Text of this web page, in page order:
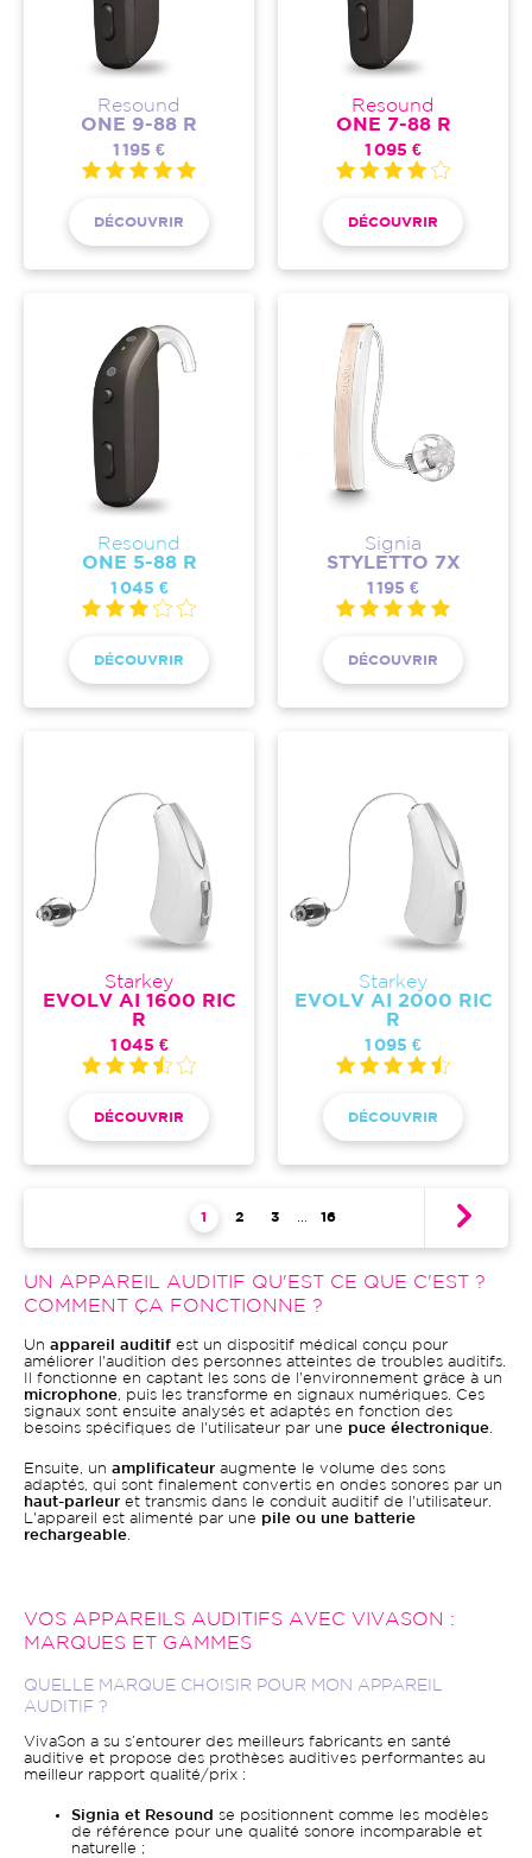
Resound
ONE 9-88 R
1 195 €
DÉCOUVRIR
Resound
ONE 7-88 R
1 095 €
DÉCOUVRIR
Resound
ONE 5-88 R
1 045 €
DÉCOUVRIR
Signia
STYLETTO 7X
1 195 €
DÉCOUVRIR
Starkey
EVOLV AI 1600 RIC
R
1 045 €
DÉCOUVRIR
Starkey
EVOLV AI 2000 RIC
R
1 095 €
DÉCOUVRIR
Page courante
1 Page
2 Page
3 Dernière page
16
UN APPAREIL AUDITIF QU'EST CE QUE C'EST ?
COMMENT ÇA FONCTIONNE ?
Un appareil auditif est un dispositif médical conçu pour
améliorer l'audition des personnes atteintes de troubles auditifs.
Il fonctionne en captant les sons de l'environnement grâce à un
microphone , puis les transforme en signaux numériques. Ces
signaux sont ensuite analysés et adaptés en fonction des
besoins spécifiques de l'utilisateur par une puce électronique
Ensuite, un amplificateur augmente le volume des sons
adaptés, qui sont finalement convertis en ondes sonores par un
haut-parleur et transmis dans le conduit auditif de l'utilisateur.
L'appareil est alimenté par une pile ou une batterie
rechargeable
VOS APPAREILS AUDITIFS AVEC VIVASON :
MARQUES ET GAMMES
QUELLE MARQUE CHOISIR POUR MON APPAREIL
AUDITIF ?
VivaSon a su s’entourer des meilleurs fabricants en santé
auditive et propose des prothèses auditives performantes au
meilleur rapport qualité/prix :
Signia et Resound se positionnent comme les modèles
de référence pour une qualité sonore incomparable et
naturelle ;